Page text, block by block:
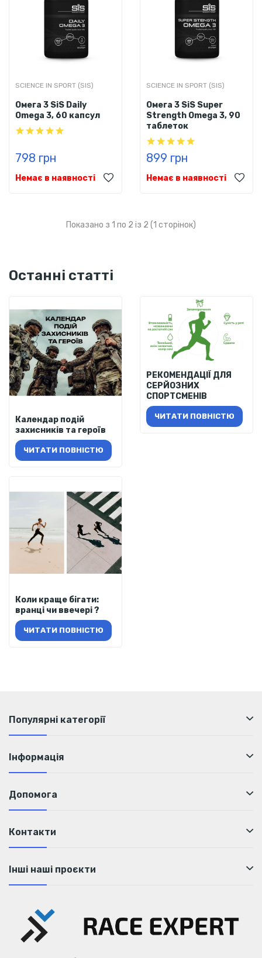
SCIENCE IN SPORT (SIS)
Омега 3 SiS Daily
Omega 3, 60 капсул
798 грн
Немає в наявності
SCIENCE IN SPORT (SIS)
Омега 3 SiS Super
Strength Omega 3, 90
таблеток
899 грн
Немає в наявності
Показано з 1 по 2 із 2 (1 сторінок)
Останні статті
Календар подій
захисників та героїв
ЧИТАТИ ПОВНІСТЮ
РЕКОМЕНДАЦІЇ ДЛЯ
СЕРЙОЗНИХ
СПОРТСМЕНІВ
ЧИТАТИ ПОВНІСТЮ
Коли краще бігати:
вранці чи ввечері ?
ЧИТАТИ ПОВНІСТЮ
Популярні категорії
Інформація
Допомога
Контакти
Інші наші проєкти